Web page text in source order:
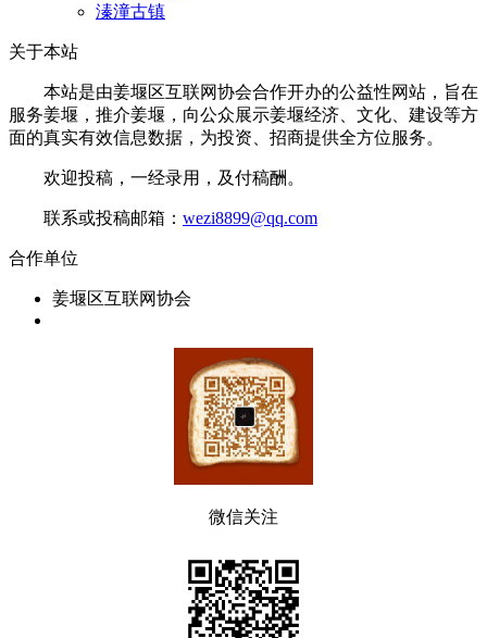
溱潼古镇
关于本站
本站是由姜堰区互联网协会合作开办的公益性网站，旨在
服务姜堰，推介姜堰，向公众展示姜堰经济、文化、建设等方
面的真实有效信息数据，为投资、招商提供全方位服务。
欢迎投稿，一经录用，及付稿酬。
联系或投稿邮箱： wezi8899@qq.com
合作单位
姜堰区互联网协会
微信关注